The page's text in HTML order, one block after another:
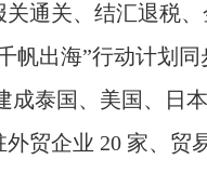
关通关、结汇退税
帆出海”行动计划
成泰国、美国、日
贸企业 20 家、贸